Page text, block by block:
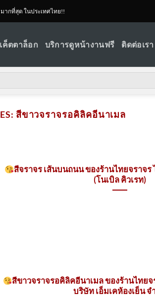
ากที่สุด ในประเทศไทย!!
ค็ตตาล็อก บริการดูหน้างานฟรี ติดต่อเรา
สีขาวจราจรอคิลิคอีนาเมล
สีจราจร เส้นบนถนน ของร้านไทยจราจ
(โนเบิล คิวเรท)
สีขาวจราจรอคิลิคอีนาเมล ของร้านไทย
บริษัท เอ็มเคห้องเย็น จ